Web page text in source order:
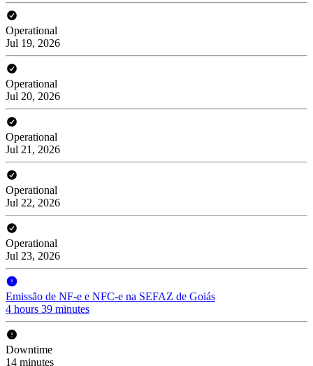
Operational
Jul 19, 2026
Operational
Jul 20, 2026
Operational
Jul 21, 2026
Operational
Jul 22, 2026
Operational
Jul 23, 2026
Emissão de NF-e e NFC-e na SEFAZ de Goiás
4 hours 39 minutes
Downtime
14 minutes